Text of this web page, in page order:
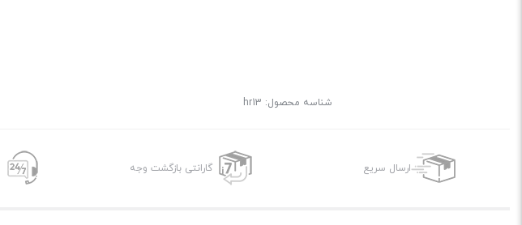
شناسه محصول: hr13
ارسال سریع گارانتی بازگشت وجه